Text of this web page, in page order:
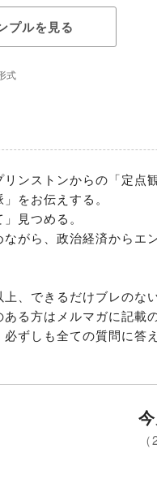
プルを見る
式
ンストンからの「定点
をお伝えする。
見つめる。
ながら、政治経済からエ
、できるだけブレのな
る方はメルマガに記載
ずしも全ての質問に答